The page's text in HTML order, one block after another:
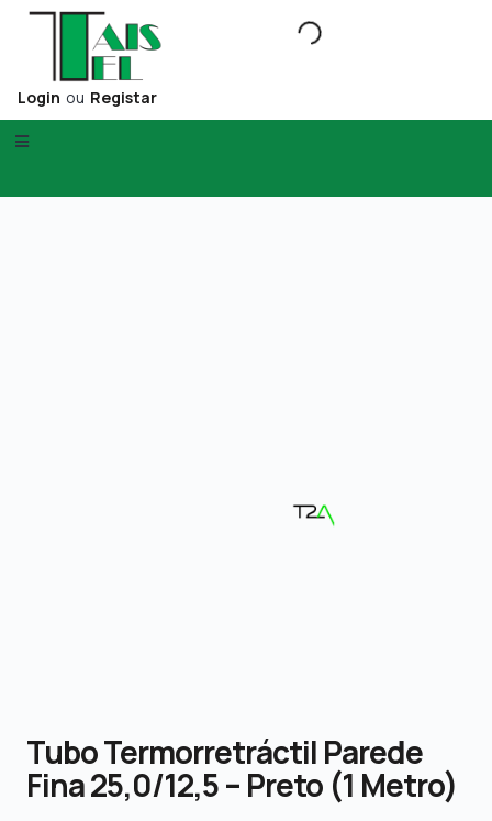
Login ou Registar
Tubo Termorretráctil Parede
Fina 25,0/12,5 – Preto (1 Metro)